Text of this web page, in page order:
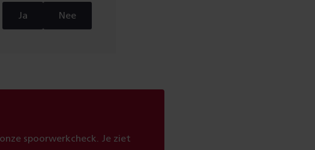
Ja Nee
spoorwerkcheck. Je ziet